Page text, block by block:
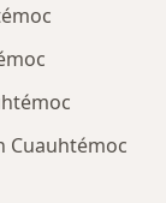
Cuauhtémoc